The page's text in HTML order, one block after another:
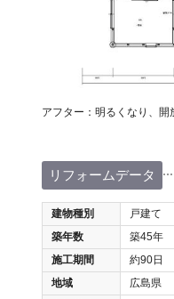
アフター：明るくなり、開
リフォームデータ
建物種別
戸建て
築年数
築45年
施工期間
約90日
地域
広島県